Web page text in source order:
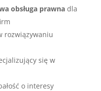
obsługa prawnadla
rozwiązywaniu
się w
o interesy